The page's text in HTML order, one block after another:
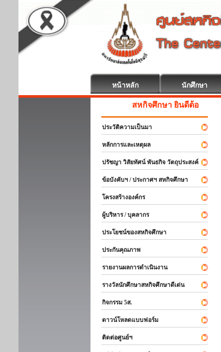
หน้าหลัก นักศึกษา
สหกิจศึกษา ยินดีต้อนรับ
ประวัติความเป็นมา
หลักการและเหตุผล
ปรัชญา วิสัยทัศน์ พันธกิจ วัตถุประสงค์
ข้อบังคับฯ / ประกาศฯ สหกิจศึกษา
โครงสร้างองค์กร
ผู้บริหาร / บุคลากร
ประโยชน์ของสหกิจศึกษา
ประกันคุณภาพ
รายงานผลการดำเนินงาน
รางวัลนักศึกษาสหกิจศึกษาดีเด่น
กิจกรรม 5ส.
ดาวน์โหลดแบบฟอร์ม
ติดต่อศูนย์ฯ